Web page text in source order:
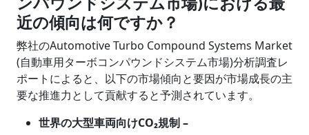
近の傾向は何ですか？
弊社のAutomotive Turbo Compound Systems Market
(自動車用ターボコンパウンドシステム市場)分析調査レ
ポートによると、以下の市場傾向と要因が市場成長の主
要な推進力として貢献すると予測されています。
世界の大型車両向けCO₂規制 –